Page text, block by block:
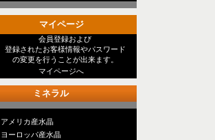
マイページ
会員登録および
登録されたお客様情報やパスワード
の変更を行うことが出来ます。
マイページへ
ミネラル
アメリカ産水晶
ヨーロッパ産水晶